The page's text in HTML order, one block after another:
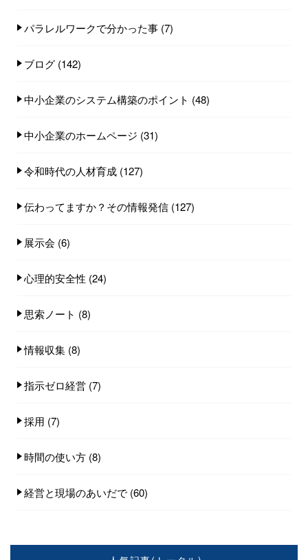
パラレルワークで分かった事 (7)
ブログ (142)
中小企業のシステム構築のポイント (48)
中小企業のホームページ (31)
令和時代の人材育成 (127)
伝わってますか？その情報発信 (127)
展示会 (6)
心理的安全性 (24)
思索ノート (8)
情報収集 (8)
指示ゼロ経営 (7)
採用 (7)
時間の使い方 (8)
経営と現場のあいだで (60)